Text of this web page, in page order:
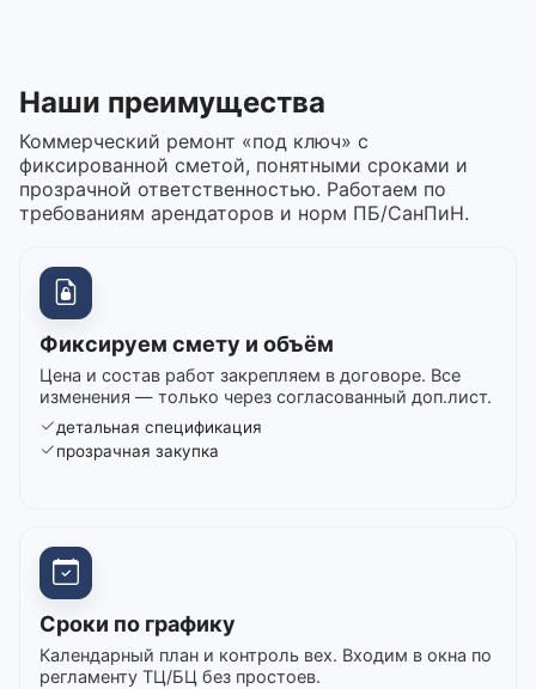
Наши преимущества
Коммерческий ремонт «под ключ» с
фиксированной сметой, понятными сроками и
прозрачной ответственностью. Работаем по
требованиям арендаторов и норм ПБ/СанПиН.
Фиксируем смету и объём
Цена и состав работ закрепляем в договоре. Все
изменения — только через согласованный доп.лист.
детальная спецификация
прозрачная закупка
Сроки по графику
Календарный план и контроль вех. Входим в окна по
регламенту ТЦ/БЦ без простоев.